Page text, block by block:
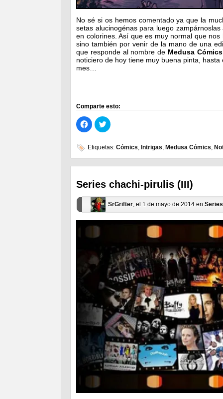
No sé si os hemos comentado ya que la
setas alucinogénas para luego
en colorines. Así que es muy normal que
sino también por venir de la mano de una
que responde al nombre de Medusa Cómics
noticiero de hoy tiene muy buena pinta,
mes…
Comparte esto:
Haz
clic
para
en
Facebook
(Se
abre
ventana
nueva)
Haz
clic
en
(Se
abre
ventana
nueva)
Etiquetas: Cómics, Intrigas, Medusa Cómics,
Series chachi-pirulis (III)
SrGrifter, el 1 de mayo de 2014 en Series